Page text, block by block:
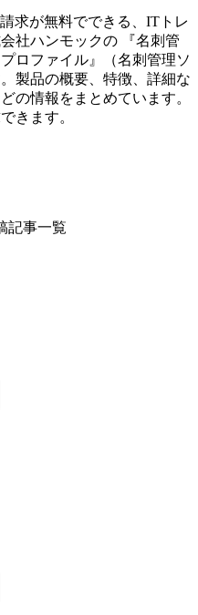
求が無料でできる、ITトレ
社ハンモックの 『名刺管
ロファイル 』（名刺管理ソ
製品の概要、特徴、詳細な
の情報をまとめています。
きます。
記事一覧